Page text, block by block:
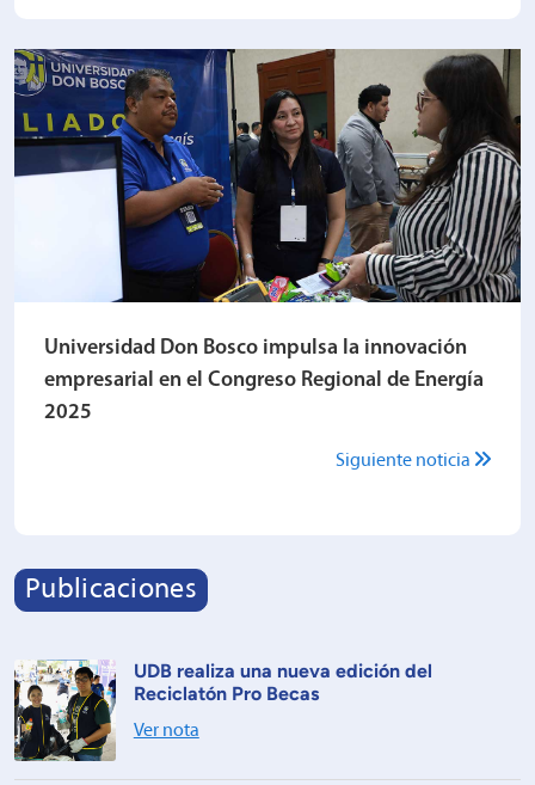
Universidad Don Bosco impulsa la innovación
empresarial en el Congreso Regional de Energía
2025
Siguiente noticia
Publicaciones
UDB realiza una nueva edición del
Reciclatón Pro Becas
Ver nota